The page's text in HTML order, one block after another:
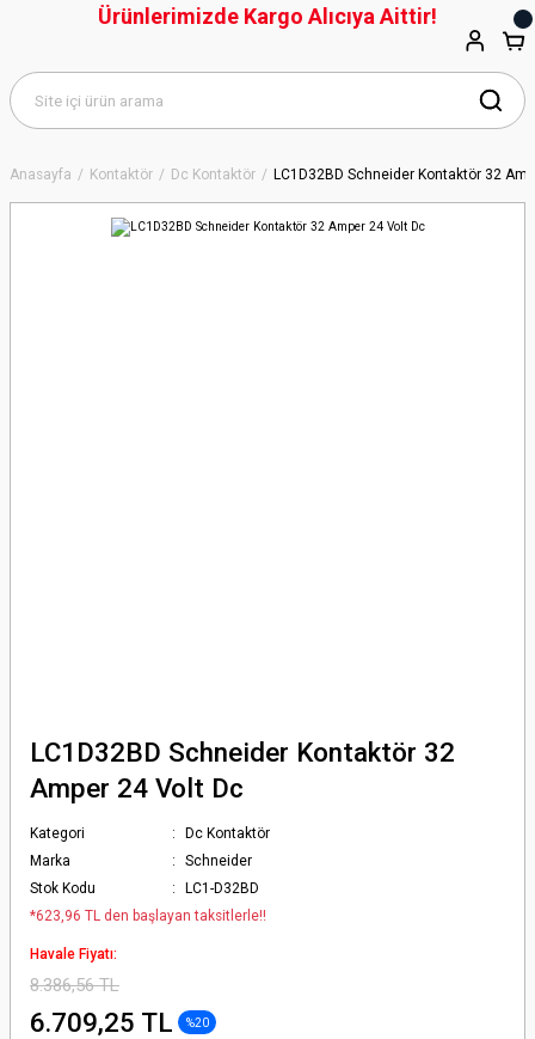
Anasayfa Kontaktör Dc Kontaktör LC1D32BD Schneider Kontaktör 32
LC1D32BD Schneider Kontaktör 32
Amper 24 Volt Dc
Kategori
Dc Kontaktör
Marka
Schneider
Stok Kodu
LC1-D32BD
*623,96 TL den başlayan taksitlerle!!
Havale Fiyatı:
8.386,56 TL
6.709,25 TL %20
Ürünlerimizde Kargo Alıcıya Aittir!